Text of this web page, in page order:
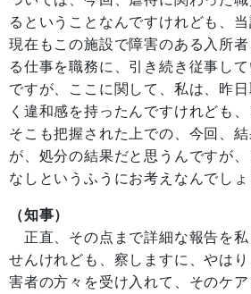
るということなんですけれども、当
現在もこの施設で障害のある入所
る仕事を職務に、引き続き従事し
ですが、ここに関して、私は、昨
く違和感を持ったんですけれども
そこも把握された上での、今回、
が、処分の結果だと思うんですが
なしというふうにお考えなんでしょ
（知事）
正直、その点まで詳細な報告を私
せんけれども、察しますに、やは
害者の方々を受け入れて、そのケ